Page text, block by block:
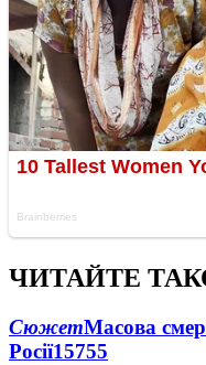
ЧИТАЙТЕ
СюжетМасова
Росії15755